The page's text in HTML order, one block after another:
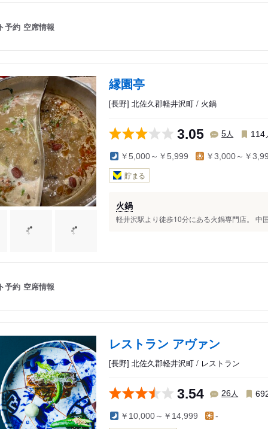
予約 空席情報
縁園亭
[長野] 北佐久郡軽井沢町 / 火鍋
3.05 5人 114
￥5,000～￥5,999 ￥3,000～￥
貯まる
火鍋
軽井沢駅より徒歩10分にある火鍋専門店。 中
予約 空席情報
レストラン アヴァン
[長野] 北佐久郡軽井沢町 / レストラン
3.54 26人
￥10,000～￥14,999 -